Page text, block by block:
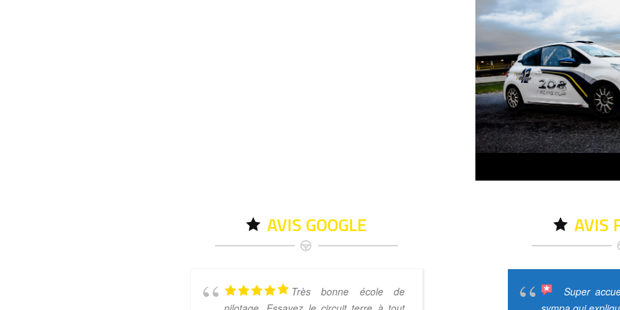
AVIS GOOGLE
Très bonne école de
Très bonne
AVIS
Super